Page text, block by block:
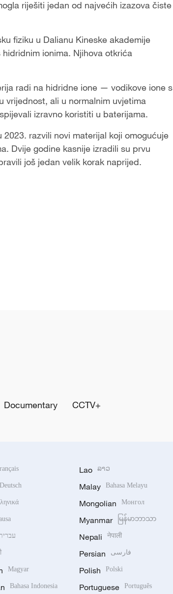
riješiti jedan od najvećih izazova čiste
fiziku u Dalianu Kineske akademije
ionima. Njihova otkrića
radi na hidridne ione — vodikove ione s
vrijednost, ali u normalnim uvjetima
izravno koristiti u baterijama.
razvili novi materijal koji omogućuje
Dvije godine kasnije izradili su prvu
još jedan velik korak naprijed.
Documentary CCTV+
Deutsch
Magyar
Bahasa Indonesia
Lao ລາວ
Malay Bahasa Melayu
Mongolian Монгол
Myanmar မြန်မာဘာသာ
Nepali नेपाली
Persian فارسی
Polish Polski
Portuguese Português